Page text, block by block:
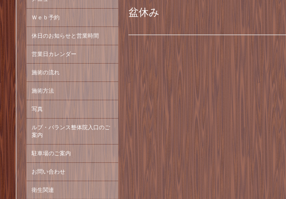
盆休み
Ｗｅｂ予約
休日のお知らせと営業時間
営業日カレンダー
施術の流れ
施術方法
写真
ルブ・バランス整体院入口のご
案内
駐車場のご案内
お問い合わせ
衛生関連